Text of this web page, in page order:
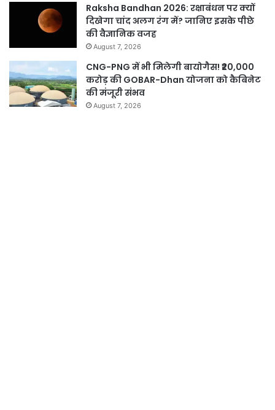
Raksha Bandhan 2026: रक्षाबंधन पर क्यों
दिखेगा चांद अलग रंग में? जानिए इसके पीछे
की वैज्ञानिक वजह
August 7, 2026
CNG-PNG में भी मिलेगी बायोगैस! ₹20,000
करोड़ की GOBAR-Dhan योजना को कैबिनेट
की मंजूरी संभव
August 7, 2026